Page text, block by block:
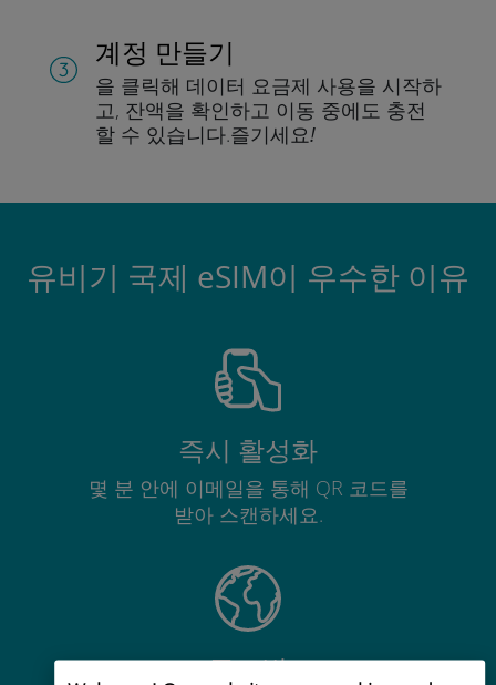
계정 만들기
을 클릭해 데이터 요금제 사용을 시작하
고, 잔액을 확인하고 이동 중에도 충전
할 수 있습니다.즐기세요!
유비기 국제 eSIM이 우수한 이유
즉시 활성화
몇 분 안에 이메일을 통해 QR 코드를
받아 스캔하세요.
글로벌